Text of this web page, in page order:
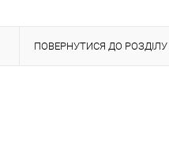
ПОВЕРНУТИСЯ ДО РОЗДІЛУ